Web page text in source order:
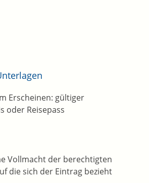
Erscheinen: gültiger
oder Reisepass
Vollmacht der berechtigten
die sich der Eintrag bezieht